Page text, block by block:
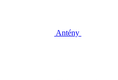
Antény